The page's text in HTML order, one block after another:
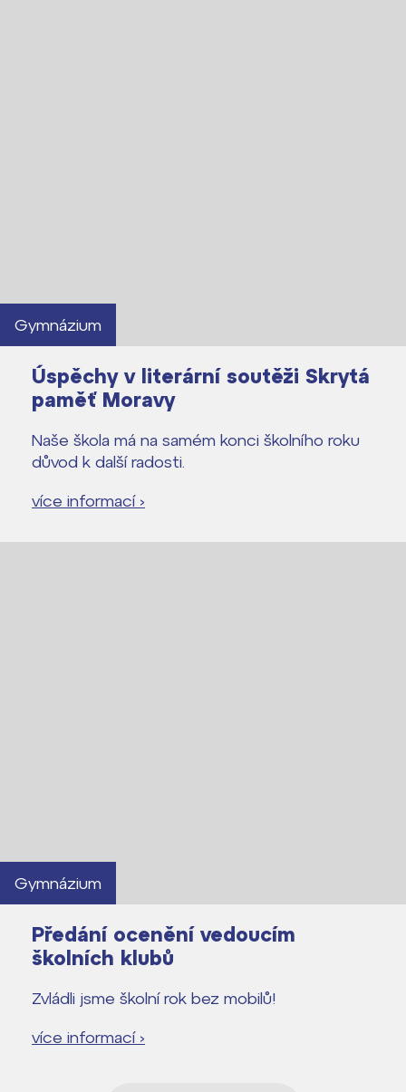
Gymnázium
Úspěchy v literární soutěži Skrytá
paměť Moravy
Naše škola má na samém konci školního roku
důvod k další radosti.
více informací ›
Gymnázium
Předání ocenění vedoucím
školních klubů
Zvládli jsme školní rok bez mobilů!
více informací ›